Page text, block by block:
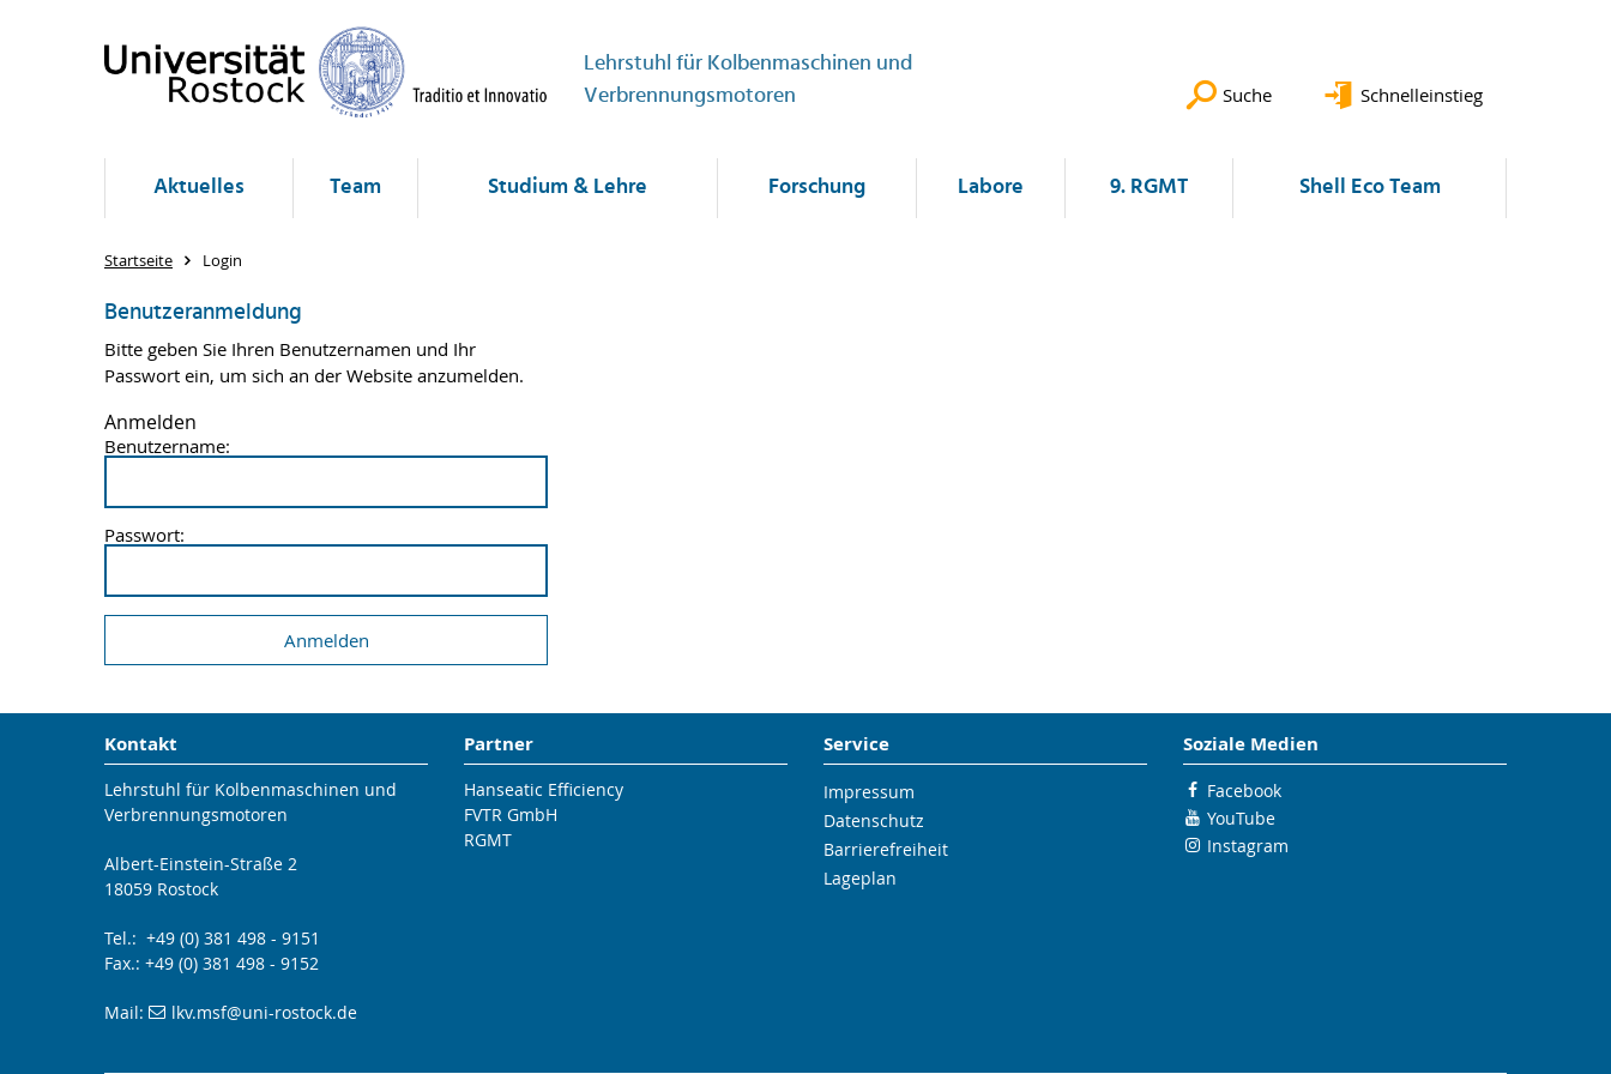
Lehrstuhl für Kolbenmaschinen und
Verbrennungsmotoren
Suche Schnelleinstieg
Aktuelles Team Studium & Lehre Forschung Labore 9. RGMT Shell Eco Team
Startseite Login
Benutzeranmeldung
Bitte geben Sie Ihren Benutzernamen und Ihr
Passwort ein, um sich an der Website anzumelden.
Anmelden
Benutzername:
Passwort:
Kontakt
Lehrstuhl für Kolbenmaschinen und
Verbrennungsmotoren
Albert-Einstein-Straße 2
18059 Rostock
Tel.: +49 (0) 381 498 - 9151
Fax.: +49 (0) 381 498 - 9152
Mail: lkv.msf@uni-rostock.de
Partner
Hanseatic Efficiency
FVTR GmbH
RGMT
Service
Impressum
Datenschutz
Barrierefreiheit
Lageplan
Soziale Medien
Facebook
YouTube
Instagram